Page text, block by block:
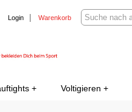
Login Warenkorb
Voltigieren